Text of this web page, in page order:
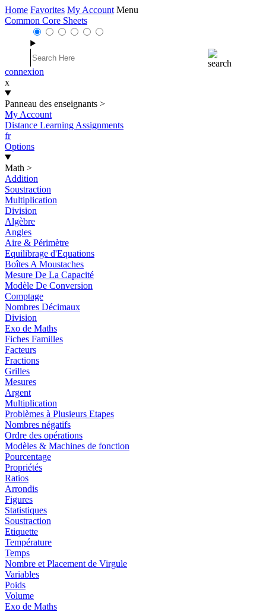
Home Favorites My Account Menu
Common Core Sheets
connexion
x
Panneau des enseignants >
My Account
Distance Learning Assignments
fr
Options
Math >
Addition
Soustraction
Multiplication
Division
Algèbre
Angles
Aire & Périmètre
Equilibrage d'Equations
Boîtes A Moustaches
Mesure De La Capacité
Modèle De Conversion
Comptage
Nombres Décimaux
Division
Exo de Maths
Fiches Familles
Facteurs
Fractions
Grilles
Mesures
Argent
Multiplication
Problèmes à Plusieurs Etapes
Nombres négatifs
Ordre des opérations
Modèles & Machines de fonction
Pourcentage
Propriétés
Ratios
Arrondis
Figures
Statistiques
Soustraction
Etiquette
Température
Temps
Nombre et Placement de Virgule
Variables
Poids
Volume
Exo de Maths